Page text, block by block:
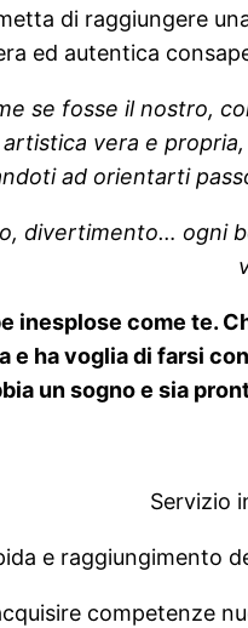
di raggiungere
ed autentica
se fosse il nostro,
vera e
ad orientarti
divertimento… ogni
inesplose come te.
ha voglia di farsi
un sogno e sia
Servizio
e raggiungimento
competenze